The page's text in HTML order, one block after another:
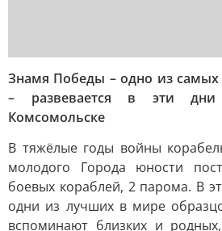
Знамя Победы – одно из
– развевается в эти
Комсомольске
В тяжёлые годы войны
молодого Города юности
боевых кораблей, 2 парома. В
одни из лучших в мире
вспоминают близких и